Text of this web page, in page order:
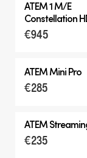
ATEM 1 M/E
Constellation
€945
ATEM Mini Pro
€285
ATEM
€235